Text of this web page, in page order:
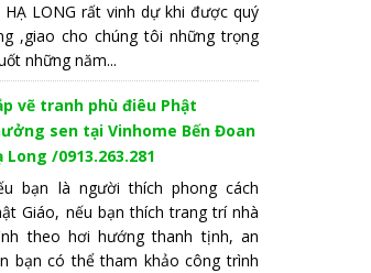
HẠ LONG rất vinh dự khi được quý
,giao cho chúng tôi những trọng
những năm...
vẽ tranh phù điêu Phật
sen tại Vinhome Bến Đoan
Long /0913.263.281
bạn là người thích phong cách
Giáo, nếu bạn thích trang trí nhà
theo hơi hướng thanh tịnh, an
bạn có thể tham khảo công trình